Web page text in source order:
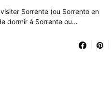
Sorrente (ou Sorrento en
dormir à Sorrente ou…